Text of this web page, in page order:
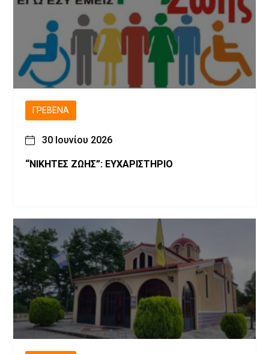
ΓΡΕΒΕΝΆ
30 Ιουνίου 2026
“ΝΙΚΗΤΕΣ ΖΩΗΣ”: ΕΥΧΑΡΙΣΤΗΡΙΟ